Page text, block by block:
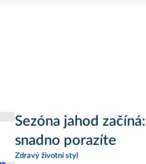
Sezóna jahod
snadno porazíte
Zdravý životní styl